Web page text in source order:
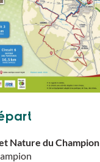
Nature du Champion